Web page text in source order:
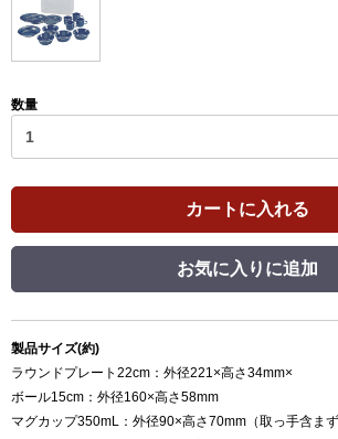
数量
カートに入れる
お気に入りに追加
製品サイズ(約)
ラウンドプレート22cm：外径221×高さ34mm×
ボール15cm：外径160×高さ58mm
マグカップ350mL：外径90×高さ70mm（取っ手含まず